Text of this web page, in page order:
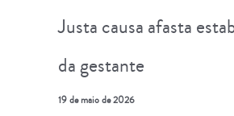
Justa causa afasta
da gestante
19 de maio de 2026